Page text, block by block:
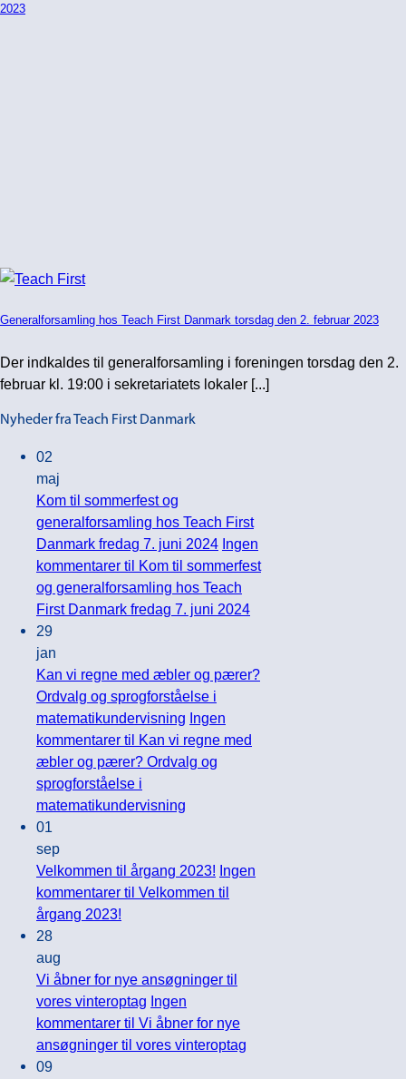
2023
Generalforsamling hos Teach First Danmark torsdag den 2. februar 2023
Der indkaldes til generalforsamling i foreningen torsdag den 2.
februar kl. 19:00 i sekretariatets lokaler [...]
Nyheder fra Teach First Danmark
02
maj
Kom til sommerfest og
generalforsamling hos Teach First
Danmark fredag 7. juni 2024 Ingen
kommentarer til Kom til sommerfest
og generalforsamling hos Teach
First Danmark fredag 7. juni 2024
29
jan
Kan vi regne med æbler og pærer?
Ordvalg og sprogforståelse i
matematikundervisning Ingen
kommentarer til Kan vi regne med
æbler og pærer? Ordvalg og
sprogforståelse i
matematikundervisning
01
sep
Velkommen til årgang 2023! Ingen
kommentarer til Velkommen til
årgang 2023!
28
aug
Vi åbner for nye ansøgninger til
vores vinteroptag Ingen
kommentarer til Vi åbner for nye
ansøgninger til vores vinteroptag
09